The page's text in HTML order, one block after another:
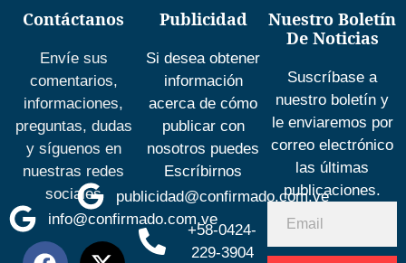
Contáctanos
Envíe sus
comentarios,
informaciones,
preguntas, dudas
y síguenos en
nuestras redes
sociales
info@confirmado.com.ve
Publicidad
Si desea obtener
información
acerca de cómo
publicar con
nosotros puedes
Escríbirnos
publicidad@confirmado.com.ve
+58-0424-
229-3904
Nuestro Boletín
De Noticias
Suscríbase a
nuestro boletín y
le enviaremos por
correo electrónico
las últimas
publicaciones.